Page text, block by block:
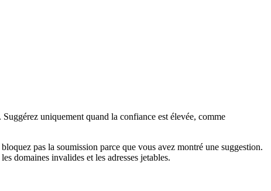
uniquement quand la confiance est élevée, comme
bloquez pas la soumission parce que vous avez montré une suggestion.
domaines invalides et les adresses jetables.